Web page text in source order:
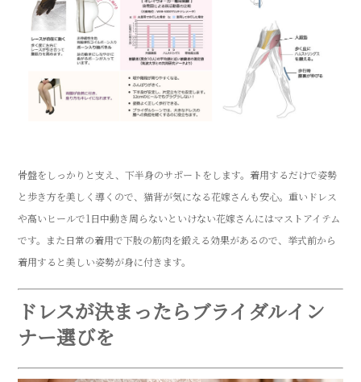
骨盤をしっかりと支え、下半身のサポートをします。着用するだけで姿勢
と歩き方を美しく導くので、猫背が気になる花嫁さんも安心。重いドレス
や高いヒールで1日中動き周らないといけない花嫁さんにはマストアイテム
です。また日常の着用で下肢の筋肉を鍛える効果があるので、挙式前から
着用すると美しい姿勢が身に付きます。
ドレスが決まったらブライダルイン
ナー選びを